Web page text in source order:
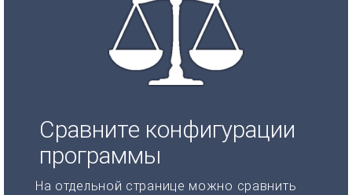
Сравните конфигурации
программы
На отдельной странице можно сравнить